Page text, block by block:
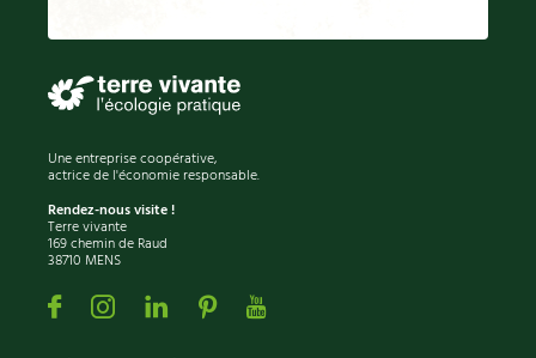
Habitat écologique
Matériaux écologiques
Énergie
Gestion de l’eau
Trucs & astuces
Expés
Trocs & petites annonces
Appels à témoignage
Bonnes adresses
Liste des pépiniéristes
Une entreprise coopérative,
actrice de l'économie responsable.
Rendez-nous visite !
Terre vivante
169 chemin de Raud
38710 MENS
FacebookInstagramLinkedin
PinterestYoutube